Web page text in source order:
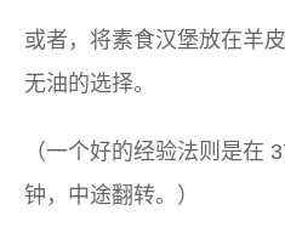
或者，将素食汉堡放在羊
无油的选择。
（一个好的经验法则是在
钟，中途翻转。）